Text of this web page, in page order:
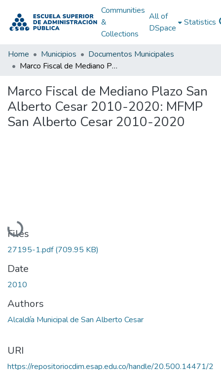
Communities
&
Collections
All of
DSpace
Statistics
Home Municipios
Documentos Municipales
Marco Fiscal de Mediano Plazo San Alberto Cesar 2010-2020: MFMP San Alberto Cesar 2010-2020
Marco Fiscal de Mediano Plazo San
Alberto Cesar 2010-2020: MFMP
San Alberto Cesar 2010-2020
Loading...
Files
27195-1.pdf(709.95 KB)
Date
2010
Authors
Alcaldía Municipal de San Alberto Cesar
URI
https://repositoriocdim.esap.edu.co/handle/20.500.14471/2